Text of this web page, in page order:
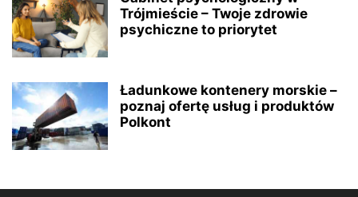
Trójmieście – Twoje zdrowie
psychiczne to priorytet
Ładunkowe kontenery morskie –
poznaj ofertę usług i produktów
Polkont